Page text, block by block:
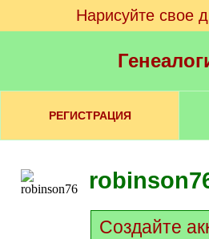
Нарисуйте свое
РЕГИСТРАЦИЯ
Создайте